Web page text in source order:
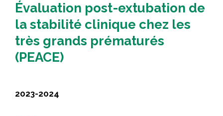
Évaluation post-extubation de
la stabilité clinique chez les
très grands prématurés
(PEACE)
2023-2024